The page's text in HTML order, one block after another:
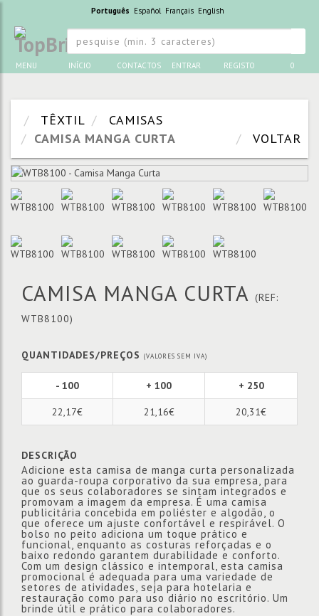
Português Español Français English
MENU INÍCIO CONTACTOS ENTRAR REGISTO 0
TÊXTIL
CAMISAS
CAMISA MANGA CURTA
VOLTAR
CAMISA MANGA CURTA (REF:
WTB8100)
QUANTIDADES/PREÇOS (VALORES SEM IVA)
- 100 + 100 + 250
22,17€ 21,16€ 20,31€
DESCRIÇÃO
Adicione esta camisa de manga curta personalizada
ao guarda-roupa corporativo da sua empresa, para
que os seus colaboradores se sintam integrados e
promovam a imagem da empresa. É uma camisa
publicitária concebida em poliéster e algodão, o
que oferece um ajuste confortável e respirável. O
bolso no peito adiciona um toque prático e
funcional, enquanto as costuras reforçadas e o
baixo redondo garantem durabilidade e conforto.
Com um design clássico e intemporal, esta camisa
promocional é adequada para uma variedade de
setores de atividades, seja para hotelaria e
restauração como para uso diário no escritório. Um
brinde útil e prático para colaboradores.